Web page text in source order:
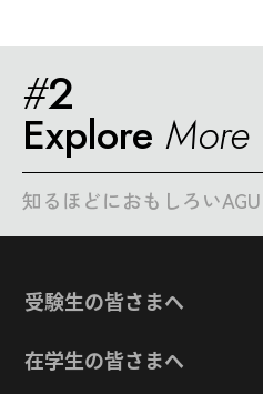
#2
Explore More
知るほどにおもしろいAGU
受験生の皆さまへ
在学生の皆さまへ